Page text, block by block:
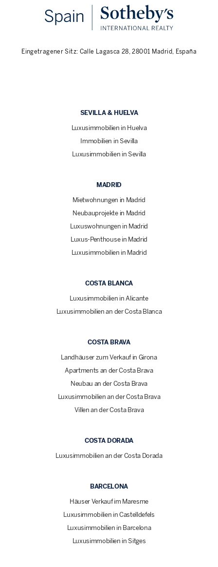
Eingetragener Sitz: Calle Lagasca 28, 28001 Madrid, España
SEVILLA & HUELVA
Luxusimmobilien in Huelva
Immobilien in Sevilla
Luxusimmobilien in Sevilla
MADRID
Mietwohnungen in Madrid
Neubauprojekte in Madrid
Luxuswohnungen in Madrid
Luxus-Penthouse in Madrid
Luxusimmobilien in Madrid
COSTA BLANCA
Luxusimmobilien in Alicante
Luxusimmobilien an der Costa Blanca
COSTA BRAVA
Landhäuser zum Verkauf in Girona
Apartments an der Costa Brava
Neubau an der Costa Brava
Luxusimmobilien an der Costa Brava
Villen an der Costa Brava
COSTA DORADA
Luxusimmobilien an der Costa Dorada
BARCELONA
Häuser Verkauf im Maresme
Luxusimmobilien in Castelldefels
Luxusimmobilien in Barcelona
Luxusimmobilien in Sitges